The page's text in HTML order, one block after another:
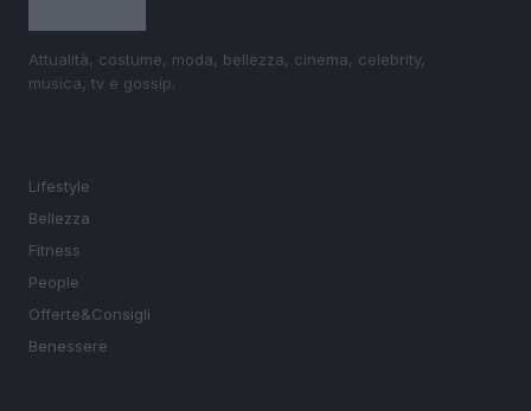
Attualità, costume, moda, bellezza, cinema, celebrity,
musica, tv e gossip.
Lifestyle
Bellezza
Fitness
People
Offerte&Consigli
Benessere